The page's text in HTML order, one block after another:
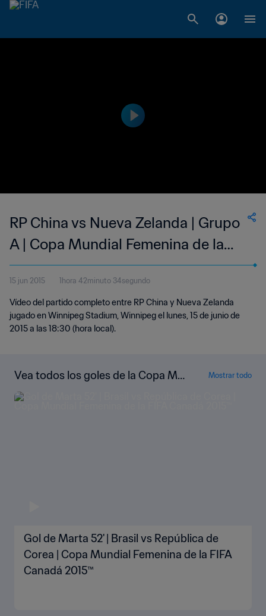
RP China vs Nueva Zelanda | Grupo
A | Copa Mundial Femenina de la
FIFA Canadá 2015™ | Partido
Completo
15 jun 2015 1hora 42minuto 34segundo
Vídeo del partido completo entre RP China y Nueva Zelanda
jugado en Winnipeg Stadium, Winnipeg el lunes, 15 de junio de
2015 a las 18:30 (hora local).
Vea todos los goles de la Copa Mu
ndial Femenina de la FIFA Canadá 2
015™
Mostrar todo
Gol de Marta 52' | Brasil vs República de
Corea | Copa Mundial Femenina de la FIFA
Canadá 2015™